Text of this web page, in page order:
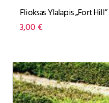
Flioksas Ylalapis „Fort Hill”
3,00€